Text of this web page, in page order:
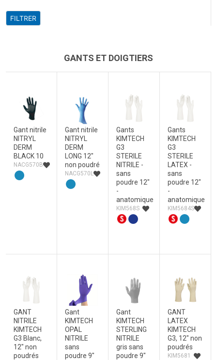
GANTS ET DOIGTIERS
Gant nitrile
NITRYL
DERM
BLACK 10
NACG570B
Gant nitrile
NITRYL
DERM
LONG 12"
non poudré
NACG570L
Gants
KIMTECH
G3
STERILE
NITRILE -
sans
poudre 12"
-
anatomique
KIM568S
Gants
KIMTECH
G3
STERILE
LATEX -
sans
poudre 12"
-
anatomique
KIM5684S
GANT
NITRILE
KIMTECH
G3 Blanc,
12" non
poudrés
Gant
KIMTECH
OPAL
NITRILE
sans
poudre 9"
Gant
KIMTECH
STERLING
NITRILE
gris sans
poudre 9"
GANT
LATEX
KIMTECH
G3, 12" non
poudrés
KIM5681